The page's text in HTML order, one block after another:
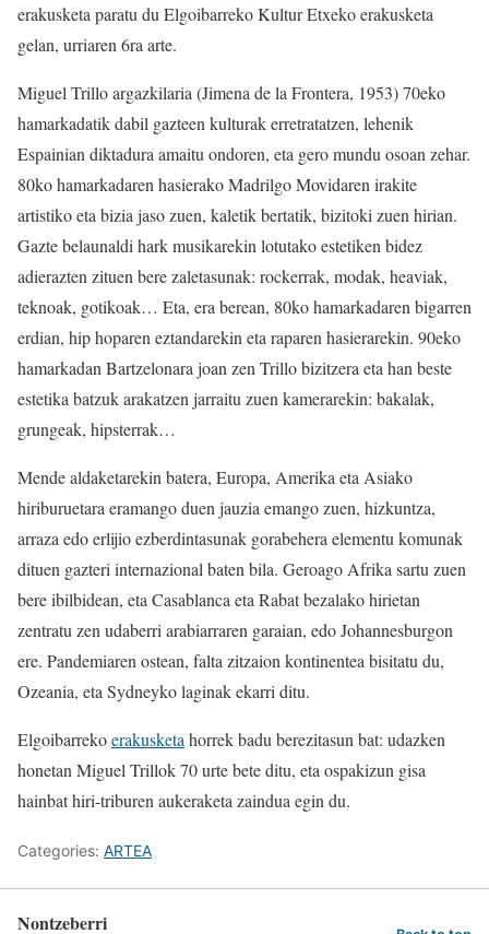
erakusketa paratu du Elgoibarreko Kultur Etxeko erakusketa
gelan, urriaren 6ra arte.
Miguel Trillo argazkilaria (Jimena de la Frontera, 1953) 70eko
hamarkadatik dabil gazteen kulturak erretratatzen, lehenik
Espainian diktadura amaitu ondoren, eta gero mundu osoan zehar.
80ko hamarkadaren hasierako Madrilgo Movidaren irakite
artistiko eta bizia jaso zuen, kaletik bertatik, bizitoki zuen hirian.
Gazte belaunaldi hark musikarekin lotutako estetiken bidez
adierazten zituen bere zaletasunak: rockerrak, modak, heaviak,
teknoak, gotikoak… Eta, era berean, 80ko hamarkadaren bigarren
erdian, hip hoparen eztandarekin eta raparen hasierarekin. 90eko
hamarkadan Bartzelonara joan zen Trillo bizitzera eta han beste
estetika batzuk arakatzen jarraitu zuen kamerarekin: bakalak,
grungeak, hipsterrak…
Mende aldaketarekin batera, Europa, Amerika eta Asiako
hiriburuetara eramango duen jauzia emango zuen, hizkuntza,
arraza edo erlijio ezberdintasunak gorabehera elementu komunak
dituen gazteri internazional baten bila. Geroago Afrika sartu zuen
bere ibilbidean, eta Casablanca eta Rabat bezalako hirietan
zentratu zen udaberri arabiarraren garaian, edo Johannesburgon
ere. Pandemiaren ostean, falta zitzaion kontinentea bisitatu du,
Ozeania, eta Sydneyko laginak ekarri ditu.
Elgoibarrekoerakusketahorrek badu berezitasun bat: udazken
honetan Miguel Trillok 70 urte bete ditu, eta ospakizun gisa
hainbat hiri-triburen aukeraketa zaindua egin du.
Categories: ARTEA
Nontzeberri